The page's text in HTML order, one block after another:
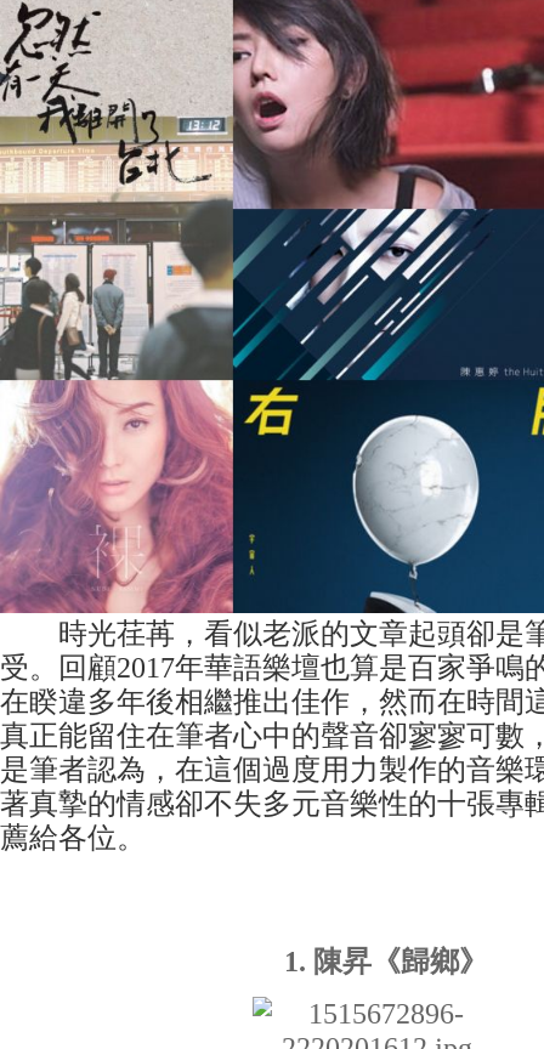
時光荏苒，看似老派的文章起頭卻是
受。回顧2017年華語樂壇也算是百家爭鳴
在睽違多年後相繼推出佳作，然而在時間
真正能留住在筆者心中的聲音卻寥寥可數
是筆者認為，在這個過度用力製作的音樂
著真摯的情感卻不失多元音樂性的十張專
薦給各位。
1. 陳昇《歸鄉》